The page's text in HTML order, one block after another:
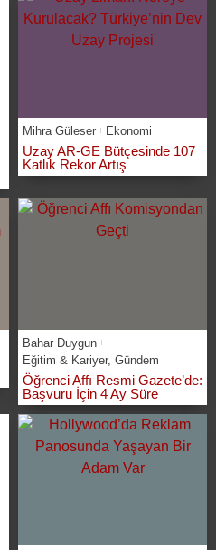
Mihra Güleser Ekonomi
Uzay AR-GE Bütçesinde 107
Katlık Rekor Artış
Bahar Duygun
Eğitim & Kariyer, Gündem
Öğrenci Affı Resmi Gazete’de:
Başvuru İçin 4 Ay Süre